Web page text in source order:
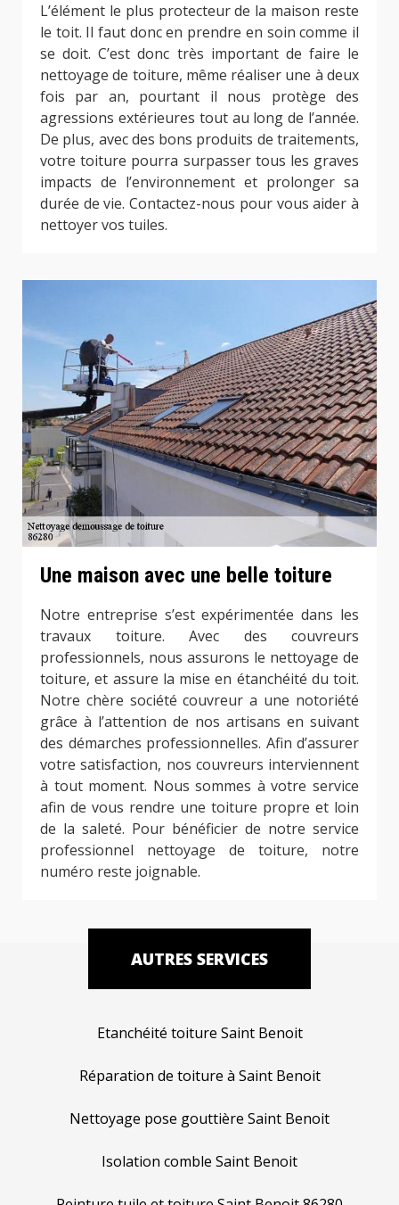
L’élément le plus protecteur de la maison reste
le toit. Il faut donc en prendre en soin comme il
se doit. C’est donc très important de faire le
nettoyage de toiture, même réaliser une à deux
fois par an, pourtant il nous protège des
agressions extérieures tout au long de l’année.
De plus, avec des bons produits de traitements,
votre toiture pourra surpasser tous les graves
impacts de l’environnement et prolonger sa
durée de vie. Contactez-nous pour vous aider à
nettoyer vos tuiles.
Une maison avec une belle toiture
Notre entreprise s’est expérimentée dans les
travaux toiture. Avec des couvreurs
professionnels, nous assurons le nettoyage de
toiture, et assure la mise en étanchéité du toit.
Notre chère société couvreur a une notoriété
grâce à l’attention de nos artisans en suivant
des démarches professionnelles. Afin d’assurer
votre satisfaction, nos couvreurs interviennent
à tout moment. Nous sommes à votre service
afin de vous rendre une toiture propre et loin
de la saleté. Pour bénéficier de notre service
professionnel nettoyage de toiture, notre
numéro reste joignable.
AUTRES SERVICES
Etanchéité toiture Saint Benoit
Réparation de toiture à Saint Benoit
Nettoyage pose gouttière Saint Benoit
Isolation comble Saint Benoit